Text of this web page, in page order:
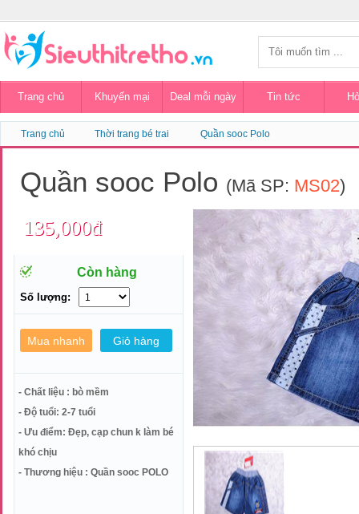
Trang chủ Khuyến mại Deal mỗi ngày Tin tức
Trang chủ Thời trang bé trai Quần sooc Polo
Quần sooc Polo (Mã SP: MS02)
135,000đ
Còn hàng
Số lượng:
- Chất liệu : bò mềm
- Độ tuổi: 2-7 tuổi
- Ưu điểm: Đẹp, cạp chun k làm bé
khó chịu
- Thương hiệu : Quần sooc POLO